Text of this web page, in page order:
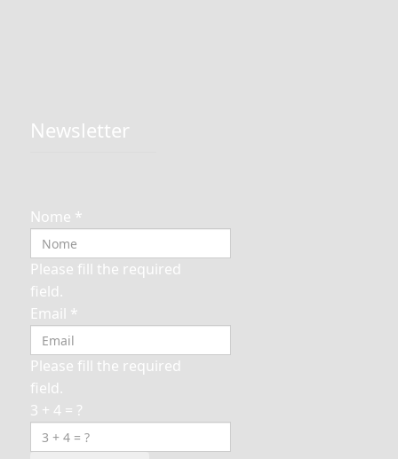
Newsletter
Nome *
Please fill the required
field.
Email
*
Please fill the required
field.
3 + 4 = ?